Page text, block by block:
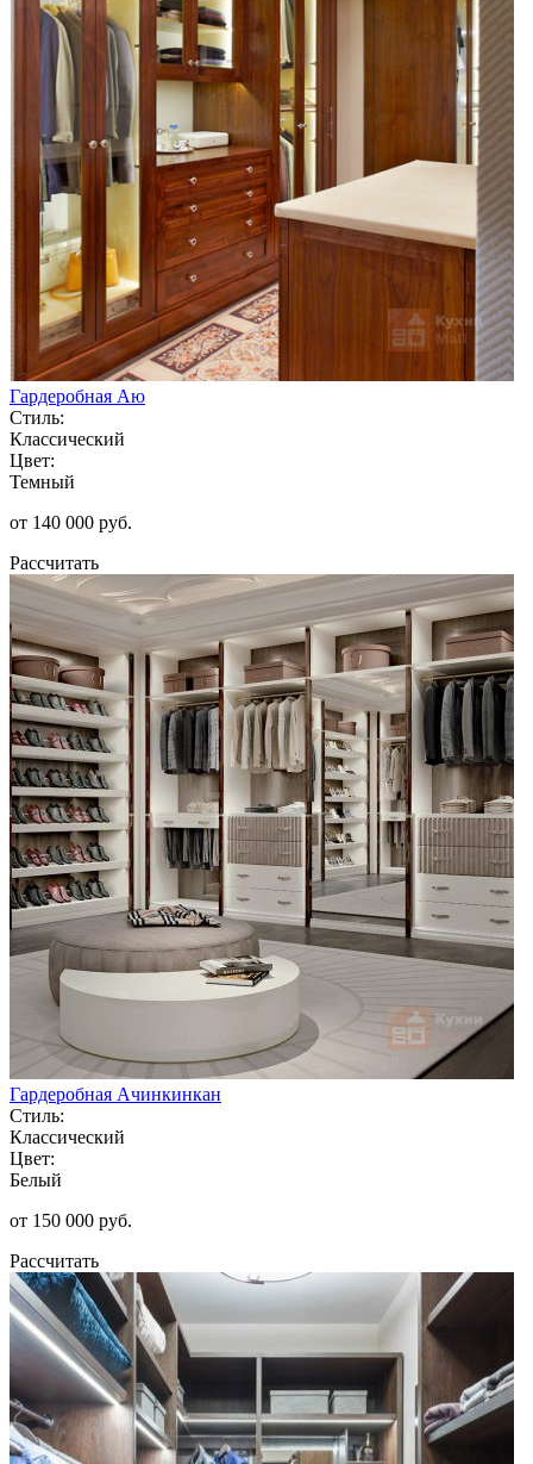
Гардеробная Аю
Стиль:
Классический
Цвет:
Темный
от 140 000 руб.
Рассчитать
Гардеробная Ачинкинкан
Стиль:
Классический
Цвет:
Белый
от 150 000 руб.
Рассчитать